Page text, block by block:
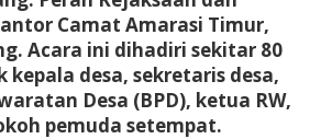
Camat Amarasi Timur,
Acara ini dihadiri sekitar 80
kepala desa, sekretaris desa,
Desa (BPD), ketua RW,
pemuda setempat.